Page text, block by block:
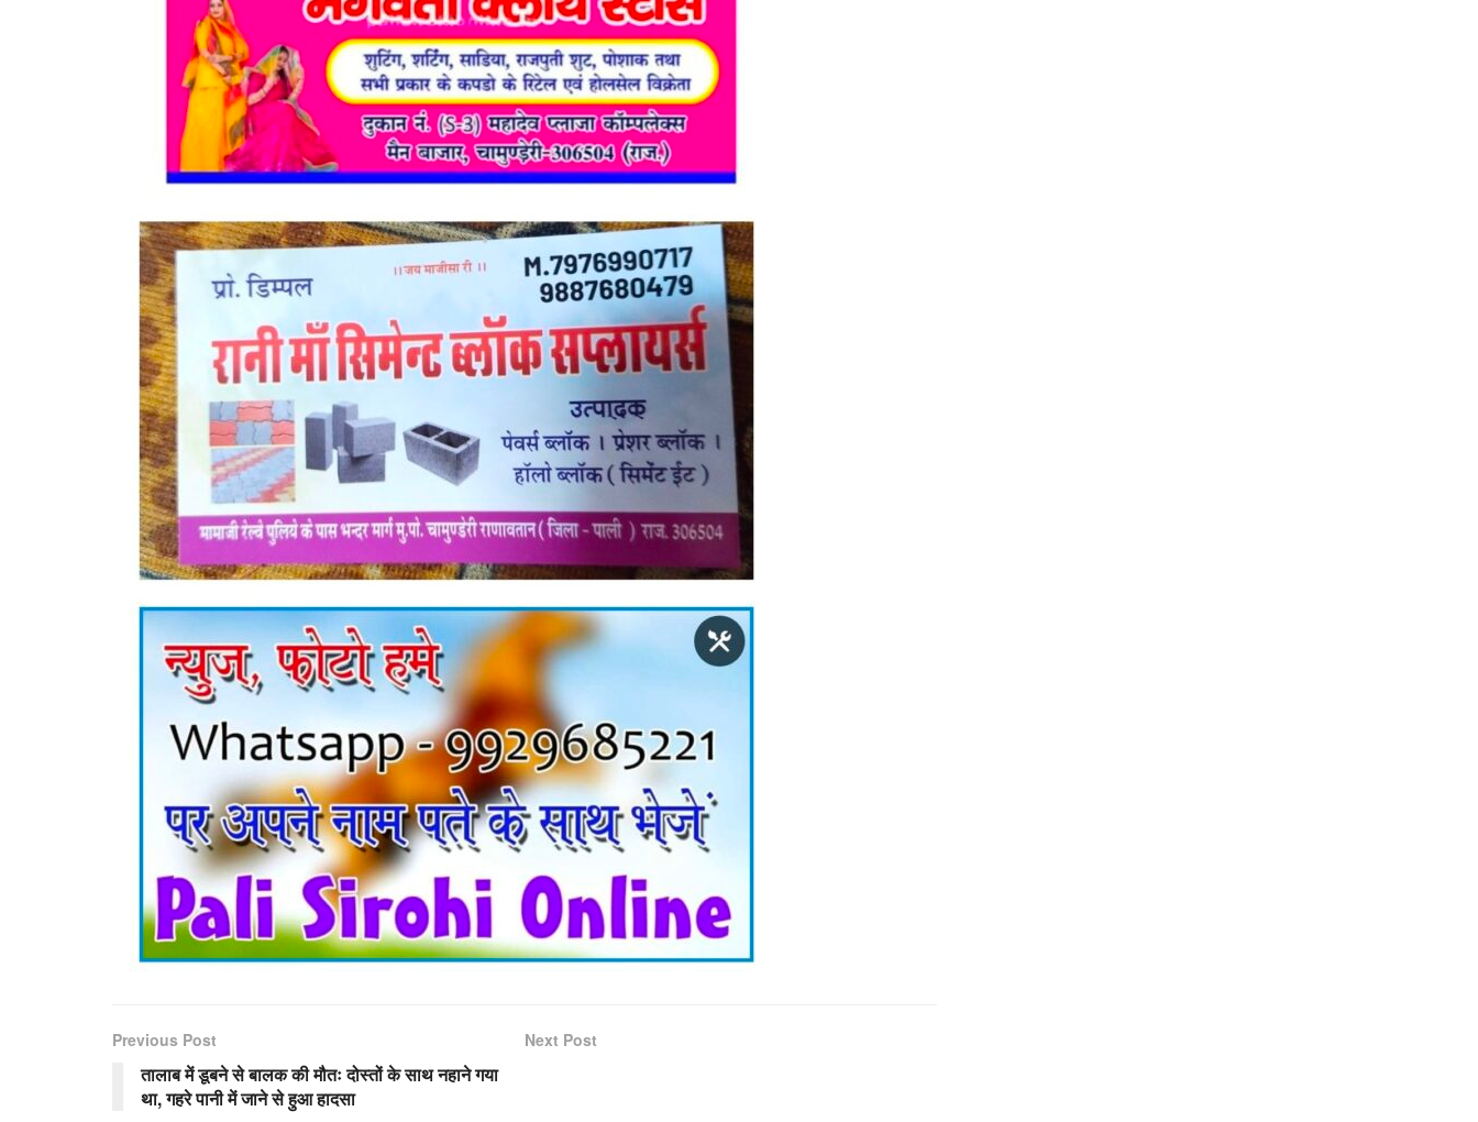
Previous Post
तालाब में डूबने से बालक की मौतः दोस्तों के साथ नहाने गया
था, गहरे पानी में जाने से हुआ हादसा
Next Post